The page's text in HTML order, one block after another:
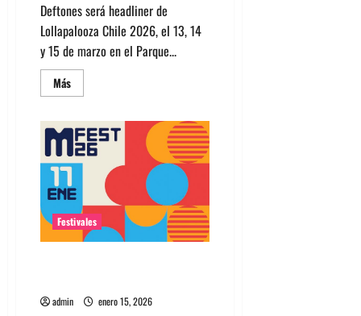
Deftones será headliner de
Lollapalooza Chile 2026, el 13, 14
y 15 de marzo en el Parque...
MásLeer
más
Deftones
en
Chile
2026:
Entradas
y
todo
que
necesitas
saber
Festivales
admin enero 15, 2026